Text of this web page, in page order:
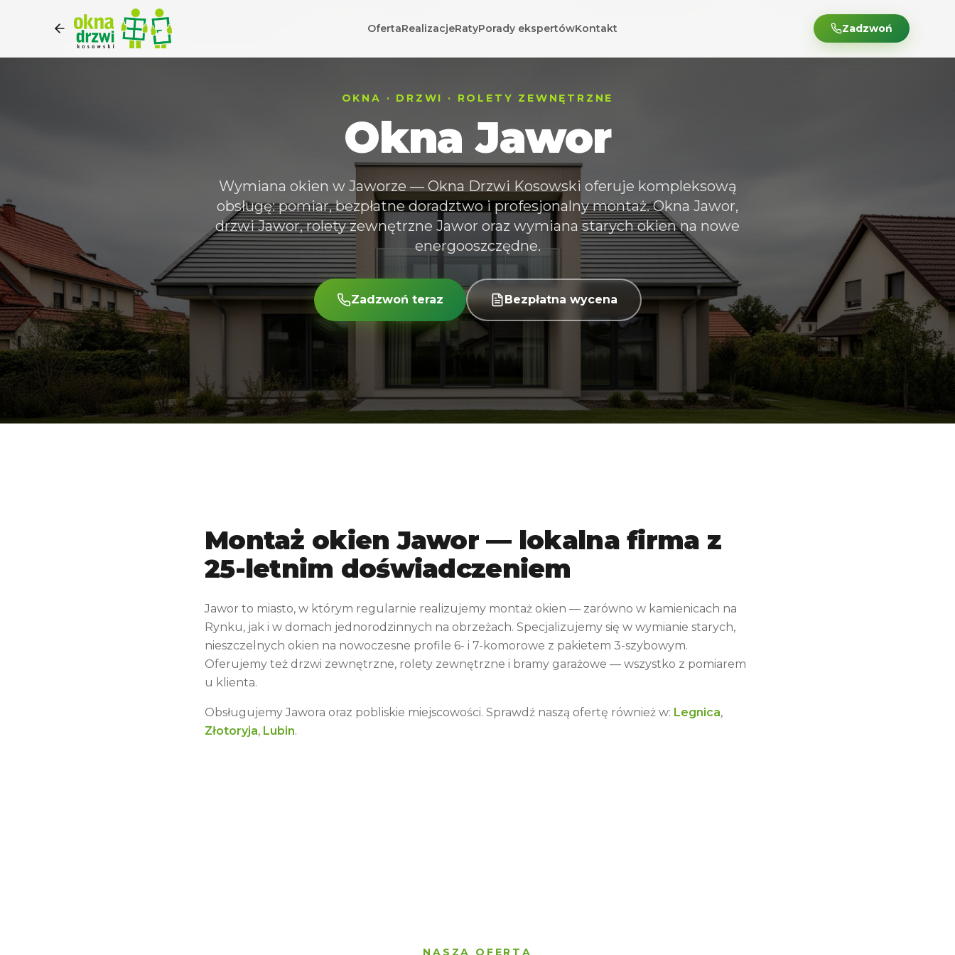
OfertaRealizacjeRatyPorady ekspertówKontakt Zadzwoń
OKNA · DRZWI · ROLETY ZEWNĘTRZNE
OknaJawor
Wymiana okien w Jaworze — Okna Drzwi Kosowski oferuje kompleksową
obsługę: pomiar, bezpłatne doradztwo i profesjonalny montaż. Okna Jawor,
drzwi Jawor, rolety zewnętrzne Jawor oraz wymiana starych okien na nowe
energooszczędne.
Zadzwoń teraz Bezpłatna wycena
Montaż okienJawor — lokalna firma z
25-letnim doświadczeniem
Jawor to miasto, w którym regularnie realizujemy montaż okien — zarówno w kamienicach na
Rynku, jak i w domach jednorodzinnych na obrzeżach. Specjalizujemy się w wymianie starych,
nieszczelnych okien na nowoczesne profile 6- i 7-komorowe z pakietem 3-szybowym.
Oferujemy też drzwi zewnętrzne, rolety zewnętrzne i bramy garażowe — wszystko z pomiarem
u klienta.
Obsługujemy Jawora oraz pobliskie miejscowości. Sprawdź naszą ofertę również w: Legnica,
Złotoryja, Lubin.
NASZA OFERTA